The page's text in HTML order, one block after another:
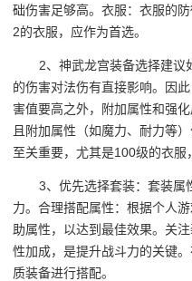
础伤害足够高。衣服：衣服的
2的衣服，应作为首选。
2、神武龙宫装备选择建议
的伤害对法伤有直接影响。因
害值要高之外，附加属性和强
且附加属性（如魔力、耐力等
至关重要，尤其是100级的衣服
3、优先选择套装：套装属
力。合理搭配属性：根据个人
助属性，以达到最佳效果。关
性加成，是提升战斗力的关键
质装备进行搭配。